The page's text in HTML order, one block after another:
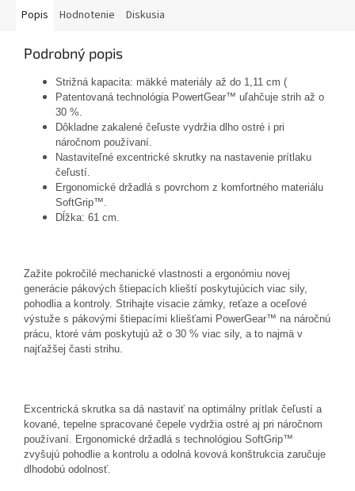
Popis Hodnotenie Diskusia
Podrobný popis
Strižná kapacita: mäkké materiály až do 1,11 cm (
Patentovaná technológia PowertGear™ uľahčuje strih až o
30 %.
Dôkladne zakalené čeľuste vydržia dlho ostré i pri
náročnom používaní.
Nastaviteľné excentrické skrutky na nastavenie prítlaku
čeľustí.
Ergonomické držadlá s povrchom z komfortného materiálu
SoftGrip™.
Dĺžka: 61 cm.
Zažite pokročilé mechanické vlastnosti a ergonómiu novej
generácie pákových štiepacích klieští poskytujúcich viac sily,
pohodlia a kontroly. Strihajte visacie zámky, reťaze a oceľové
výstuže s pákovými štiepacími kliešťami PowerGear™ na náročnú
prácu, ktoré vám poskytujú až o 30 % viac sily, a to najmä v
najťažšej časti strihu.
Excentrická skrutka sa dá nastaviť na optimálny prítlak čeľustí a
kované, tepelne spracované čepele vydržia ostré aj pri náročnom
používaní. Ergonomické držadlá s technológiou SoftGrip™
zvyšujú pohodlie a kontrolu a odolná kovová konštrukcia zaručuje
dlhodobú odolnosť.